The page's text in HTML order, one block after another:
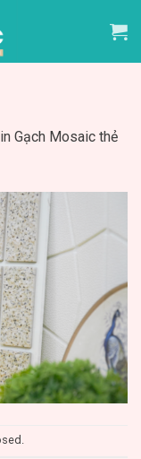
in Gạch Mosaic thẻ